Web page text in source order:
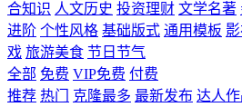
合知识 人文历史 投资理财 文学名著
进阶 个性风格 基础版式 通用模板
戏 旅游美食 节日节气
全部 免费 VIP免费 付费
推荐 热门 克隆最多 最新发布 达人